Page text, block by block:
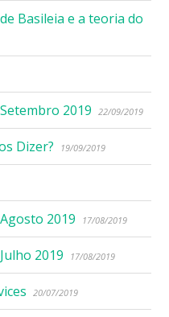
Basileia e a teoria do
2019 22/09/2019
Dizer? 19/09/2019
2019 17/08/2019
2019 17/08/2019
20/07/2019